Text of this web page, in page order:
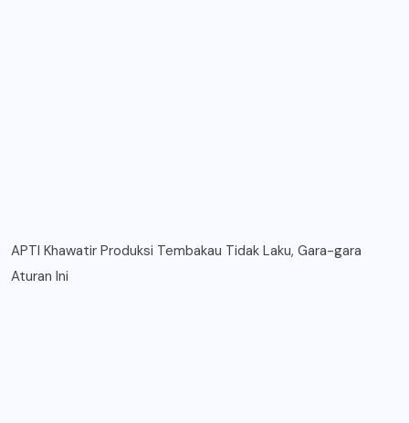
APTI Khawatir Produksi Tembakau Tidak Laku, Gara-gara
Aturan Ini